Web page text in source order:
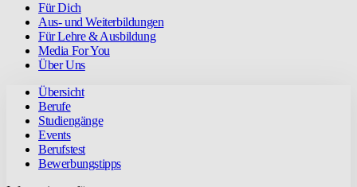
Für Dich
Aus- und Weiterbildungen
Für Lehre & Ausbildung
Media For You
Über Uns
Übersicht
Berufe
Studiengänge
Events
Berufstest
Bewerbungstipps